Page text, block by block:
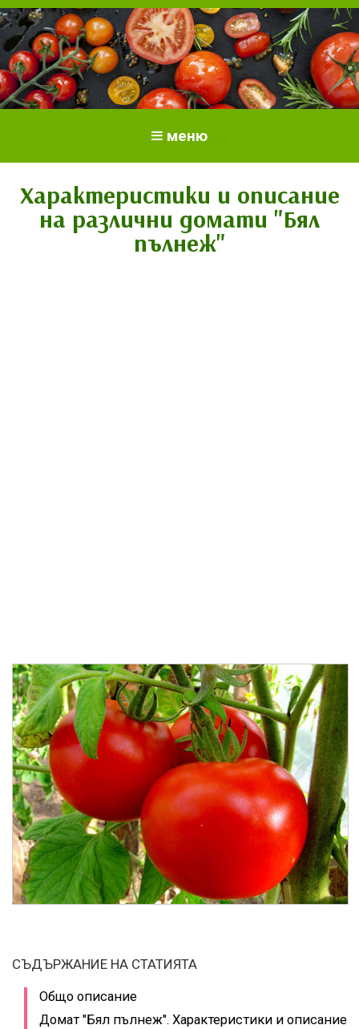
Отглеждане на домати.
Сортове и разсад.
меню
Характеристики и описание
на различни домати "Бял
пълнеж"
СЪДЪРЖАНИЕ НА СТАТИЯТА
Общо описание
Домат "Бял пълнеж". Характеристики и описание